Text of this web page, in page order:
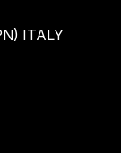
ITALY